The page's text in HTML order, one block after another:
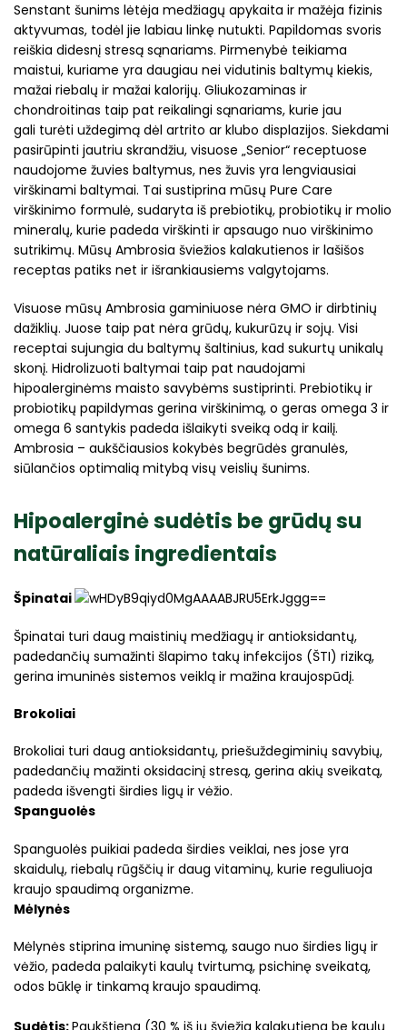
Senstant šunims lėtėja medžiagų apykaita ir mažėja fizinis
aktyvumas, todėl jie labiau linkę nutukti. Papildomas svoris
reiškia didesnį stresą sąnariams. Pirmenybė teikiama
maistui, kuriame yra daugiau nei vidutinis baltymų kiekis,
mažai riebalų ir mažai kalorijų. Gliukozaminas ir
chondroitinas taip pat reikalingi sąnariams, kurie jau
gali turėti uždegimą dėl artrito ar klubo displazijos. Siekdami
pasirūpinti jautriu skrandžiu, visuose „Senior“ receptuose
naudojome žuvies baltymus, nes žuvis yra lengviausiai
virškinami baltymai. Tai sustiprina mūsų Pure Care
virškinimo formulė, sudaryta iš prebiotikų, probiotikų ir molio
mineralų, kurie padeda virškinti ir apsaugo nuo virškinimo
sutrikimų. Mūsų Ambrosia šviežios kalakutienos ir lašišos
receptas patiks net ir išrankiausiems valgytojams.
Visuose mūsų Ambrosia gaminiuose nėra GMO ir dirbtinių
dažiklių. Juose taip pat nėra grūdų, kukurūzų ir sojų. Visi
receptai sujungia du baltymų šaltinius, kad sukurtų unikalų
skonį. Hidrolizuoti baltymai taip pat naudojami
hipoalerginėms maisto savybėms sustiprinti. Prebiotikų ir
probiotikų papildymas gerina virškinimą, o geras omega 3 ir
omega 6 santykis padeda išlaikyti sveiką odą ir kailį.
Ambrosia – aukščiausios kokybės begrūdės granulės,
siūlančios optimalią mitybą visų veislių šunims.
Hipoalerginė sudėtis be grūdų su
natūraliais ingredientais
Špinatai
Špinatai turi daug maistinių medžiagų ir antioksidantų,
padedančių sumažinti šlapimo takų infekcijos (ŠTI) riziką,
gerina imuninės sistemos veiklą ir mažina kraujospūdį.
Brokoliai
Brokoliai turi daug antioksidantų, priešuždegiminių savybių,
padedančių mažinti oksidacinį stresą, gerina akių sveikatą,
padeda išvengti širdies ligų ir vėžio.
Spanguolės
Spanguolės puikiai padeda širdies veiklai, nes jose yra
skaidulų, riebalų rūgščių ir daug vitaminų, kurie reguliuoja
kraujo spaudimą organizme.
Mėlynės
Mėlynės stiprina imuninę sistemą, saugo nuo širdies ligų ir
vėžio, padeda palaikyti kaulų tvirtumą, psichinę sveikatą,
odos būklę ir tinkamą kraujo spaudimą.